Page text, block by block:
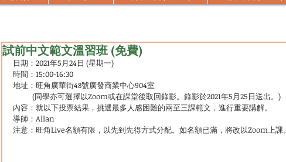
試前中文範文溫習班 (免費)
日期：2021年5月24日 (星期一)
時間：15:00-16:30
地址：旺角廣華街48號廣發商業中心904室
           (同學亦可選擇以Zoom或在課堂後取回錄影。錄影於2021年5月25日送出。)
內容：就以下投票結果，挑選最多人感困難的兩至三課範文，進行重要講解。
導師：Allan
注意：旺角Live名額有限，以先到先得方式分配。如名額已滿，將改以Zoom上課。